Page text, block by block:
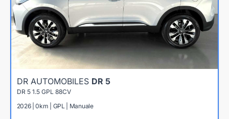
DR AUTOMOBILES DR 5
DR 5 1.5 GPL 88CV
2026 | 0km | GPL | Manuale